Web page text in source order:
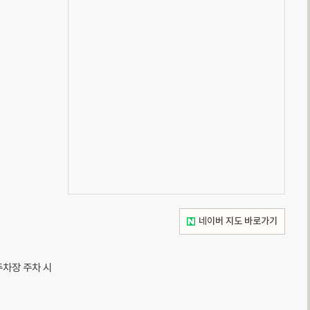
장 주차 시
네이버 지도 바로가기